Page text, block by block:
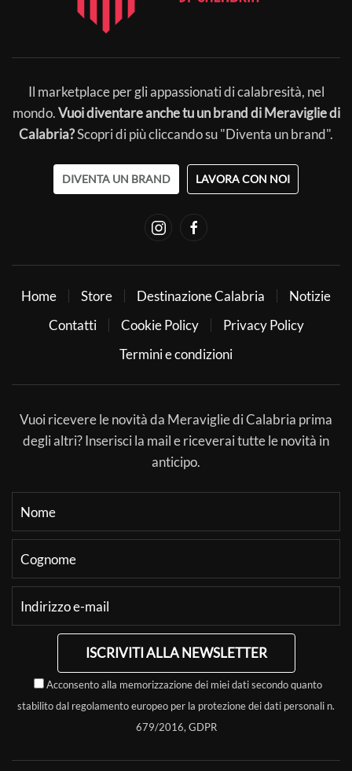
Il marketplace per gli appassionati di calabresità, nel
mondo.Vuoi diventare anche tu un brand di Meraviglie di
Calabria?Scopri di più cliccando su "Diventa un brand".
DIVENTA UN BRAND LAVORA CON NOI
Home Store Destinazione Calabria
Notizie
Contatti
Cookie Policy
Privacy Policy
Termini e condizioni
Vuoi ricevere le novità da Meraviglie di Calabria prima
degli altri? Inserisci la mail e riceverai tutte le novità in
anticipo.
ISCRIVITI ALLA NEWSLETTER
Acconsento alla memorizzazione dei miei dati secondo quanto
stabilito dal regolamento europeo per la protezione dei dati personali n.
679/2016, GDPR